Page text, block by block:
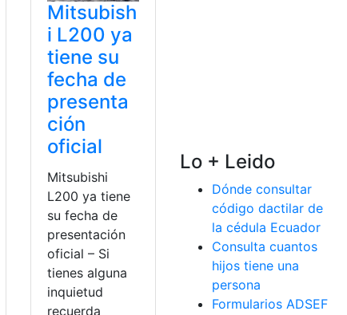
Mitsubish
i L200 ya
tiene su
fecha de
presenta
ción
oficial
Mitsubishi
L200 ya tiene
su fecha de
presentación
oficial – Si
tienes alguna
inquietud
recuerda
Lo + Leido
Dónde consultar
código dactilar de
la cédula Ecuador
Consulta cuantos
hijos tiene una
persona
Formularios ADSEF